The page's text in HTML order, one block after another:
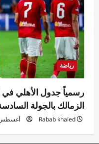
رياضة
رسمياً جدول الأهلي في
الزمالك بالجولة
Rabab khaled أغسطس 5,